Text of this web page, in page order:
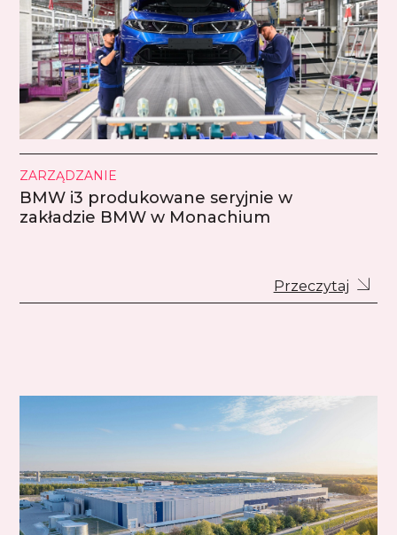
ZARZĄDZANIE
BMW i3 produkowane seryjnie w
zakładzie BMW w Monachium
Przeczytaj